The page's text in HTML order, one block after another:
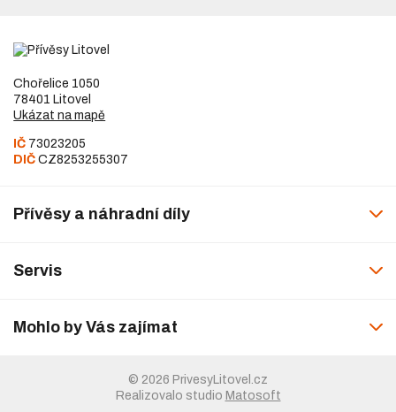
Chořelice 1050
78401 Litovel
Ukázat na mapě
IČ 73023205
DIČ CZ8253255307
Přívěsy a náhradní díly
Servis
Mohlo by Vás zajímat
© 2026 PrivesyLitovel.cz
Realizovalo studio Matosoft